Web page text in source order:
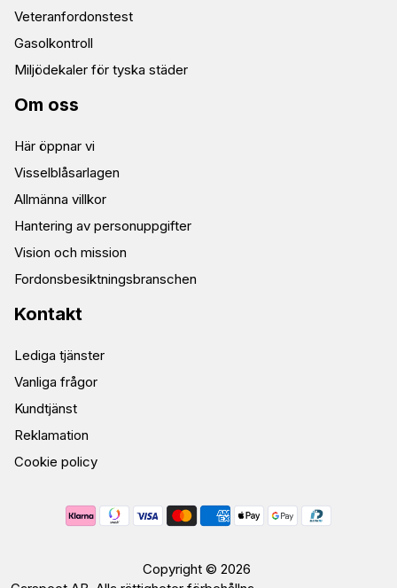
Veteranfordonstest
Gasolkontroll
Miljödekaler för tyska städer
Om oss
Här öppnar vi
Visselblåsarlagen
Allmänna villkor
Hantering av personuppgifter
Vision och mission
Fordonsbesiktningsbranschen
Kontakt
Lediga tjänster
Vanliga frågor
Kundtjänst
Reklamation
Cookie policy
Copyright © 2026